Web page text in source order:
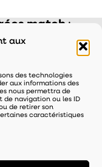
aux
des technologies
aux informations des
nous permettra de
de navigation ou les ID
de retirer son
caractéristiques
match :